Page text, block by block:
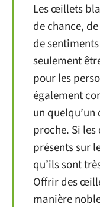
Les œillets
de chance,
de
seulement
pour les
également
un
proche. Si
présents sur
qu’ils sont
Offrir des
manière